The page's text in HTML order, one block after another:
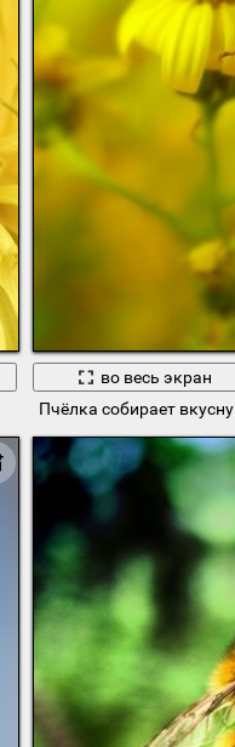
во весь экран
Пчёлка собирает